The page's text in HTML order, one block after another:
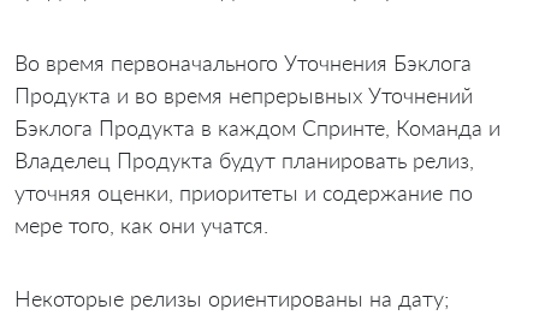
Во время первоначального Уточнения Бэклога
Продукта и во время непрерывных Уточнений
Бэклога Продукта в каждом Спринте, Команда и
Владелец Продукта будут планировать релиз,
уточняя оценки, приоритеты и содержание по
мере того, как они учатся.
Некоторые релизы ориентированы на дату;